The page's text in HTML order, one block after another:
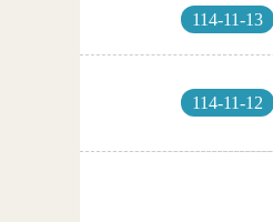
114-11-13
114-11-12